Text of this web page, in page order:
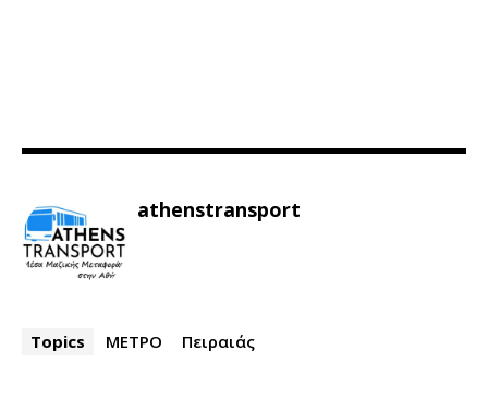
athenstransport
Topics ΜΕΤΡΟ Πειραιάς